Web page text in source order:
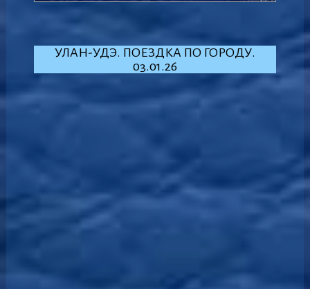
УЛАН-УДЭ. ПОЕЗДКА ПО ГОРОДУ.
03.01.26